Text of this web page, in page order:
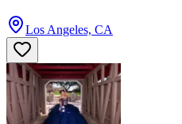
Los Angeles, CA